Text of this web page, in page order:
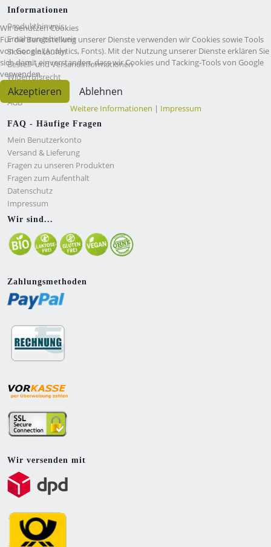
Informationen
Produkthinweis
Ernährungshinweis
Sicher einkaufen
Bestell- und Versandinformationen
Widerrufsrecht
Pressemitteilung
AGB
FAQ - Häufige Fragen
Mein Benutzerkonto
Versand & Lieferung
Fragen zu unseren Produkten
Fragen zum Aufenthalt
Datenschutz
Impressum
Wir sind...
Zahlungsmethoden
Wir versenden mit
Wir benutzen Cookies
Für die Bereitstellung unserer Dienste verwenden wir Cookies sowie Tools
von Google (Analytics, Fonts). Mit der Nutzung unserer Dienste erklären Sie
sich damit einverstanden, dass wir Cookies und Tacking-Tools von Google
verwenden.
Akzeptieren Ablehnen
Weitere Informationen | Impressum